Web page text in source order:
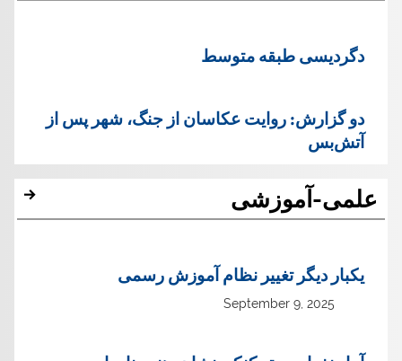
دگردیسی طبقه متوسط
دو گزارش: روایت عکاسان از جنگ، شهر پس از
آتش‌بس
علمی-آموزشی
یک‏بار دیگر تغییر نظام آموزش رسمی
September 9, 2025